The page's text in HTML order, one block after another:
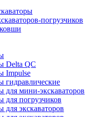
погрузчиков
Delta QC
Impulse
гидравлические
для мини-экскаваторов
для погрузчиков
для экскаваторов